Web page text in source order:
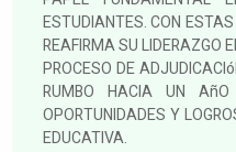
ESTUDIANTES. CON
REAFIRMA SU LIDERAZGO
PROCESO DE
RUMBO HACIA UN
OPORTUNIDADES Y
EDUCATIVA.